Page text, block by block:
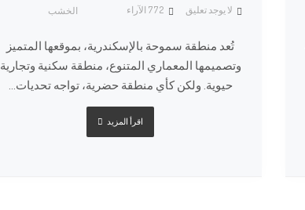
الخشب
لا يوجد تعليق الآراء
تُعد منطقة سموحة بالإسكندرية، بموقعها المتميز
وتصميمها المعماري المتنوع، منطقة سكنية وتجارية
حيوية. ولكن كأي منطقة حضرية، تواجه تحديات...
اقرأ المزيد